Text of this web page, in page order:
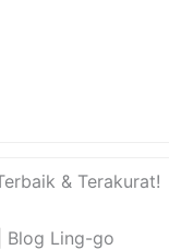
& Terakurat!
Blog Ling-go